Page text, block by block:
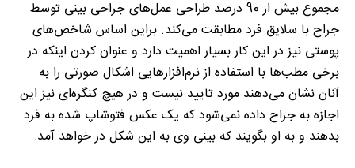
مجموع بیش از 90 درصد طراحی عمل‌های جراحی بینی توسط
جراح با سلایق فرد مطابقت می‌کند. براین اساس شاخص‌های
پوستی نیز در این کار بسیار اهمیت دارد و عنوان کردن اینکه در
برخی مطب‌ها با استفاده از نرم‌افزارهایی اشکال صورتی را به
آنان نشان می‌دهند مورد تایید نیست و در هیچ کنگره‌ای نیز این
اجازه به جراح داده نمی‌شود که یک عکس فتوشاپ شده به فرد
بدهند و به او بگویند که بینی وی به این شکل در خواهد آمد.